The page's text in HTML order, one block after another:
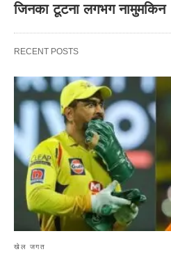
जिनका टूटना लगभग नामुमकिन
RECENT POSTS
खेल जगत